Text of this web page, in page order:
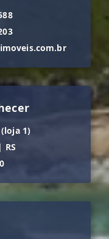
1)
| RS